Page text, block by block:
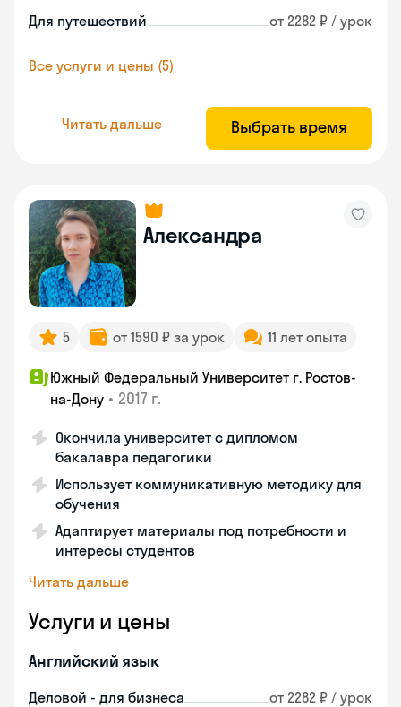
Для путешествий от 2282 ₽ / урок
Все услуги и цены (5)
Читать дальше Выбрать время
Александра
5 от 1590 ₽ за урок 11 лет опыта
Южный Федеральный Университет г. Ростов-
на-Дону • 2017 г.
Окончила университет с дипломом
бакалавра педагогики
Использует коммуникативную методику для
обучения
Адаптирует материалы под потребности и
интересы студентов
Читать дальше
Услуги и цены
Английский язык
Деловой - для бизнеса от 2282 ₽ / урок